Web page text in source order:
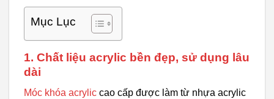
Mục Lục
1. Chất liệu acrylic bền đẹp, sử dụng lâu
dài
Móc khóa acrylic cao cấp được làm từ nhựa acrylic